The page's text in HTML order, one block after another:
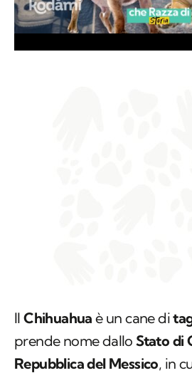
IlChihuahuaè un cane di
prende nome dalloStato di
Repubblica del Messico, in